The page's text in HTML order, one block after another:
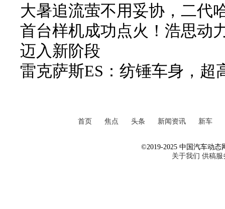
大暑追流萤不用妥协，二代
首台样机成功点火！浩思动
迈入新阶段
雷克萨斯ES：纺锤车身，超
首页 焦点 头条 新闻资讯 新车
©2019-2025 中国汽车动态
关于我们 供稿服